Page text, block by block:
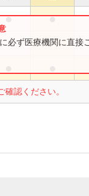
● ●
認ください。
必ず医療機関に直接